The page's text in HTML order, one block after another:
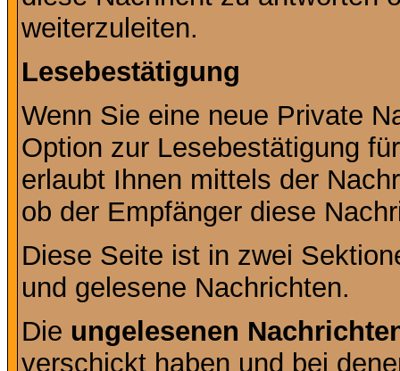
weiterzuleiten.
Lesebestätigung
Wenn Sie eine neue Private
Option zur Lesebestätigung
erlaubt Ihnen mittels der
ob der Empfänger diese
Diese Seite ist in zwei
und gelesene Nachrichten.
Die ungelesenen
verschickt haben und bei